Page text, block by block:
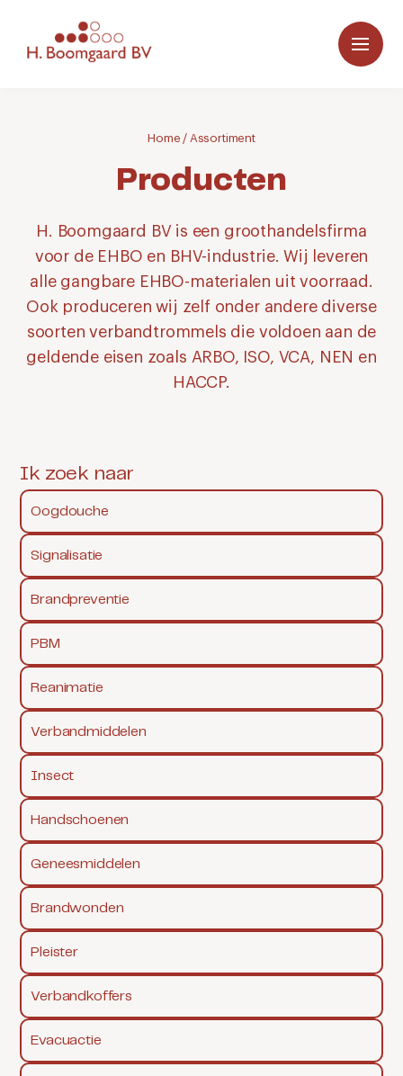
Home / Assortiment
Producten
H. Boomgaard BV is een groothandelsfirma
voor de EHBO en BHV-industrie. Wij leveren
alle gangbare EHBO-materialen uit voorraad.
Ook produceren wij zelf onder andere diverse
soorten verbandtrommels die voldoen aan de
geldende eisen zoals ARBO, ISO, VCA, NEN en
HACCP.
Ik zoek naar
Oogdouche
Signalisatie
Brandpreventie
PBM
Reanimatie
Verbandmiddelen
Insect
Handschoenen
Geneesmiddelen
Brandwonden
Pleister
Verbandkoffers
Evacuactie